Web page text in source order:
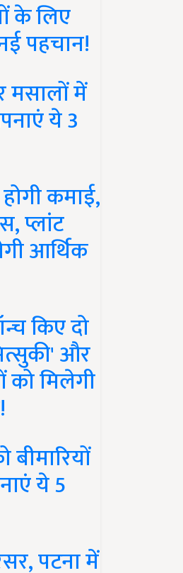
के लिए
पहचान!
मसालों में
ये 3
कमाई,
प्लांट
आर्थिक
किए दो
और
को मिलेगी
ये 5
पटना में